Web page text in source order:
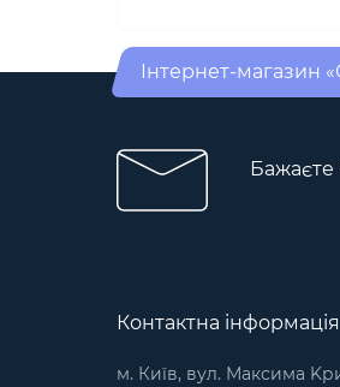
Інтернет-магазин
Бажаєте
Контактна інформація
м. Київ, вул. Максима